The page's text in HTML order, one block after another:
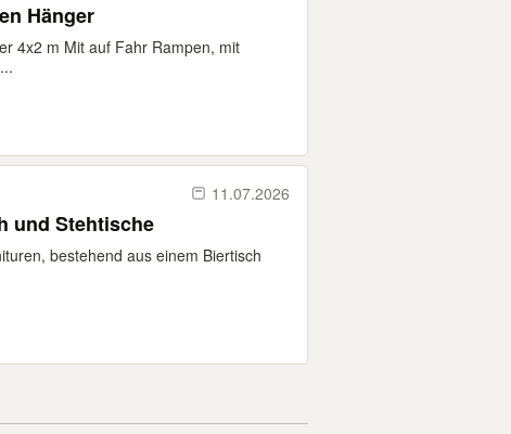
Hänger
4x2 m Mit auf Fahr Rampen, mit
11.07.2026
und Stehtische
bestehend aus einem Biertisch